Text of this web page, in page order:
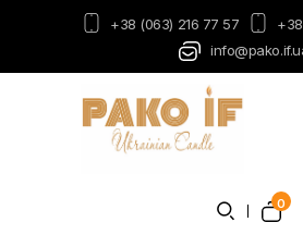
+38 (063) 216 77 57
0